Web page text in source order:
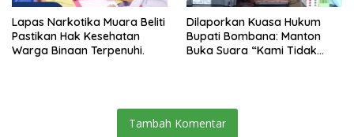
Lapas Narkotika Muara Beliti
Pastikan Hak Kesehatan
Warga Binaan Terpenuhi.
Dilaporkan Kuasa Hukum
Bupati Bombana: Manton
Buka Suara “Kami Tidak
Tambah Komentar